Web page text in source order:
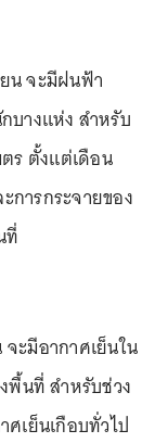
น จะมีฝนฟ้า
บางแห่ง สำหรับ
ร ตั้งแต่เดือน
ารกระจายของ
ที่
ะมีอากาศเย็นใน
พื้นที่ สำหรับช่วง
เย็นเกือบทั่วไป